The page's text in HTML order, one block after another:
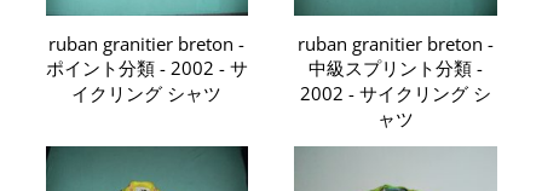
ruban granitier breton -
ポイント分類 - 2002 - サ
イクリング シャツ
ruban granitier breton -
中級スプリント分類 -
2002 - サイクリング シ
ャツ